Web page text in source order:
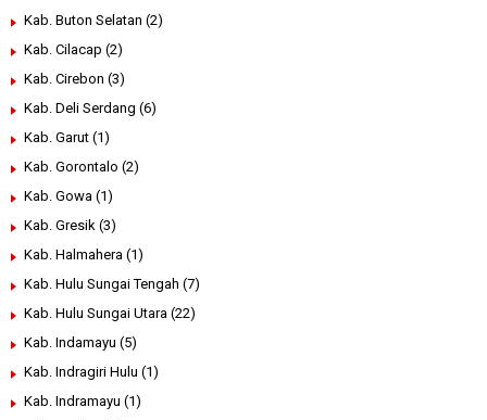
Kab. Buton Selatan (2)
Kab. Cilacap (2)
Kab. Cirebon (3)
Kab. Deli Serdang (6)
Kab. Garut (1)
Kab. Gorontalo (2)
Kab. Gowa (1)
Kab. Gresik (3)
Kab. Halmahera (1)
Kab. Hulu Sungai Tengah (7)
Kab. Hulu Sungai Utara (22)
Kab. Indamayu (5)
Kab. Indragiri Hulu (1)
Kab. Indramayu (1)